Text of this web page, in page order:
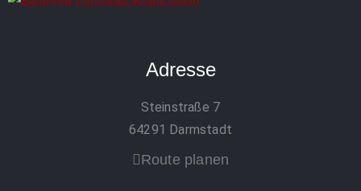
Adresse
Steinstraße 7
64291 Darmstadt
Route planen